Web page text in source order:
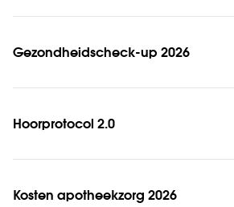
Gezondheidscheck-up 2026
Hoorprotocol 2.0
Kosten apotheekzorg 2026